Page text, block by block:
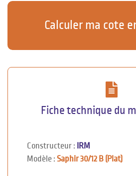
Calculer ma cote
Fiche technique du
Constructeur :
IRM
Modèle : Saphir 30/12 B (Plat)